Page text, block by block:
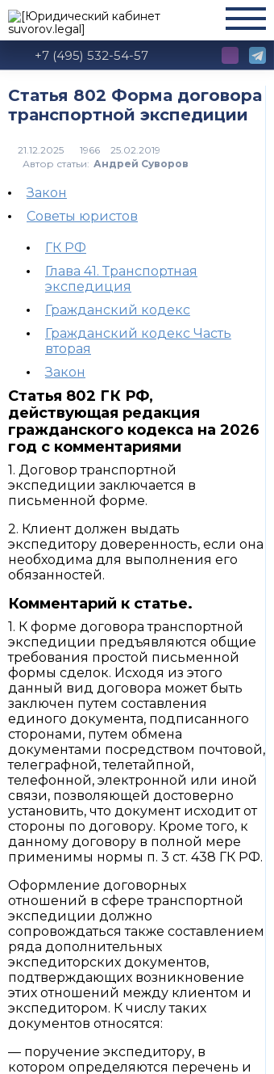
+7 (495) 532-54-57
Статья 802 Форма договора
транспортной экспедиции
1966
Автор статьи: Андрей Суворов
Закон
Советы юристов
ГК РФ
Глава 41. Транспортная
экспедиция
Гражданский кодекс
Гражданский кодекс Часть
вторая
Закон
Статья 802 ГК РФ,
действующая редакция
гражданского кодекса на 2026
год с комментариями
1. Договор транспортной
экспедиции заключается в
письменной форме.
2. Клиент должен выдать
экспедитору доверенность, если она
необходима для выполнения его
обязанностей.
Комментарий к статье.
1. К форме договора транспортной
экспедиции предъявляются общие
требования простой письменной
формы сделок. Исходя из этого
данный вид договора может быть
заключен путем составления
единого документа, подписанного
сторонами, путем обмена
документами посредством почтовой,
телеграфной, телетайпной,
телефонной, электронной или иной
связи, позволяющей достоверно
установить, что документ исходит от
стороны по договору. Кроме того, к
данному договору в полной мере
применимы нормы п. 3 ст. 438 ГК РФ.
Оформление договорных
отношений в сфере транспортной
экспедиции должно
сопровождаться также составлением
ряда дополнительных
экспедиторских документов,
подтверждающих возникновение
этих отношений между клиентом и
экспедитором. К числу таких
документов относятся:
— поручение экспедитору, в
котором определяются перечень и